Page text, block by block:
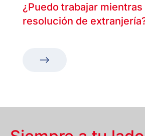
¿Puedo trabajar
resolución de